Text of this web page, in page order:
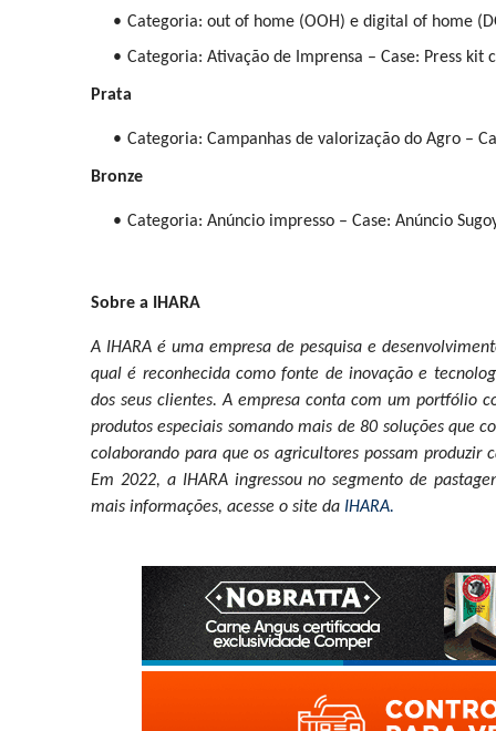
Categoria: out of home (OOH) e digital of home
Categoria: Ativação de Imprensa – Case: Press kit
Prata
Categoria: Campanhas de valorização do Agro –
Bronze
Categoria: Anúncio impresso – Case: Anúncio
Sobre a IHARA
A IHARA é uma empresa de pesquisa e
qual é reconhecida como fonte de inovação e
dos seus clientes. A empresa conta com um portfólio
produtos especiais somando mais de 80 soluções que
colaborando para que os agricultores possam
Em 2022, a IHARA ingressou no segmento de
mais informações, acesse o site da IHARA.